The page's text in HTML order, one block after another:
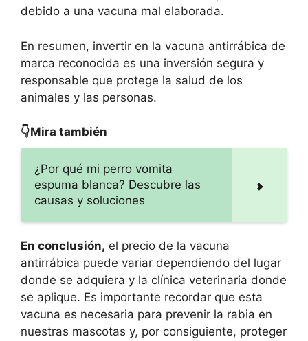
debido a una vacuna mal elaborada.
En resumen, invertir en la vacuna antirrábica de
marca reconocida es una inversión segura y
responsable que protege la salud de los
animales y las personas.
👇Mira también
¿Por qué mi perro vomita
espuma blanca? Descubre las
causas y soluciones
En conclusión, el precio de la vacuna
antirrábica puede variar dependiendo del lugar
donde se adquiera y la clínica veterinaria donde
se aplique. Es importante recordar que esta
vacuna es necesaria para prevenir la rabia en
nuestras mascotas y, por consiguiente, proteger